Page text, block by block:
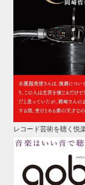
レコード芸術を聴く悦